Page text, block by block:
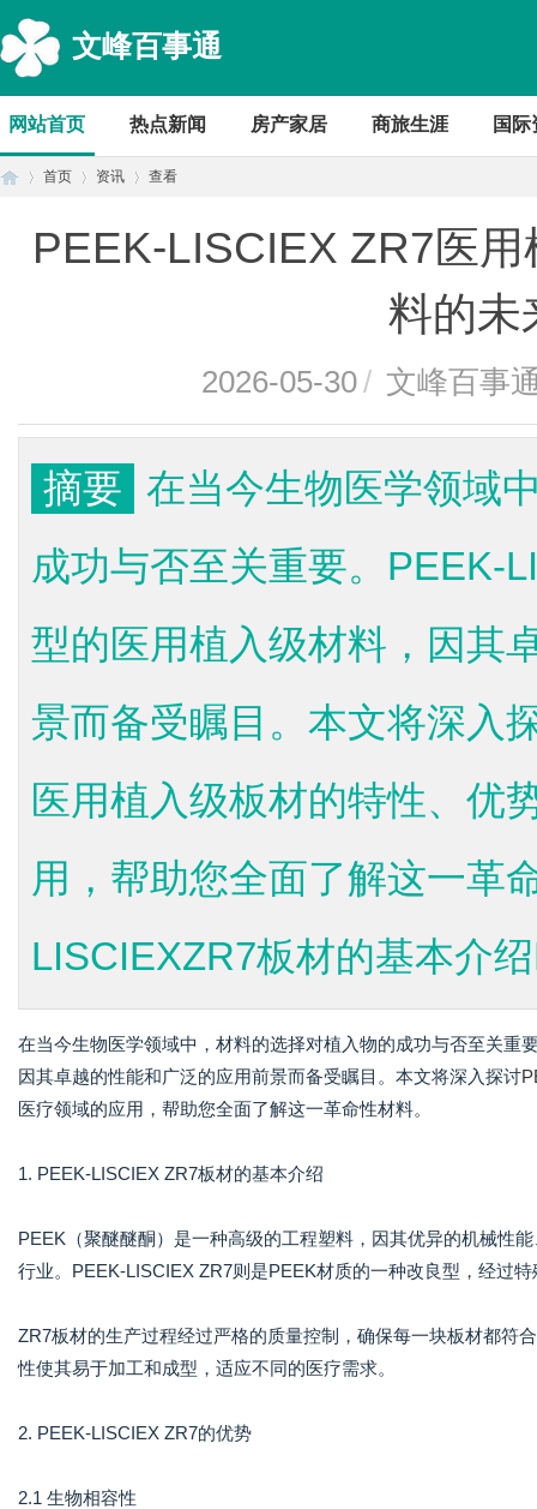
文峰百事通
网站首页 热点新闻 房产家居 商旅生涯 国际
首页 资讯 查看
PEEK-LISCIEX ZR7医
料的未
2026-05-30/ 文峰百事
摘要 在当今生物医学领域
成功与否至关重要。PEEK-
型的医用植入级材料，因其
景而备受瞩目。本文将深入
医用植入级板材的特性、优
用，帮助您全面了解这一革
LISCIEXZR7板材的基本介
在当今生物医学领域中，材料的选择对植入物的成功与否至关重
因其卓越的性能和广泛的应用前景而备受瞩目。本文将深入探讨
医疗领域的应用，帮助您全面了解这一革命性材料。
1. PEEK-LISCIEX ZR7板材的基本介绍
PEEK（聚醚醚酮）是一种高级的工程塑料，因其优异的机械性
行业。PEEK-LISCIEX ZR7则是PEEK材质的一种改良型，经过
ZR7板材的生产过程经过严格的质量控制，确保每一块板材都符
性使其易于加工和成型，适应不同的医疗需求。
2. PEEK-LISCIEX ZR7的优势
2.1 生物相容性